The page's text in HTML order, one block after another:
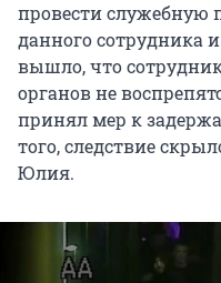
провести служебную
данного сотрудника
вышло, что
органов не
принял мер к
того, следствие
Юлия.